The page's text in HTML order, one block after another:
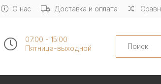
О нас Доставка и оплата
07:00 - 15:00
Пятница-выходной
Search